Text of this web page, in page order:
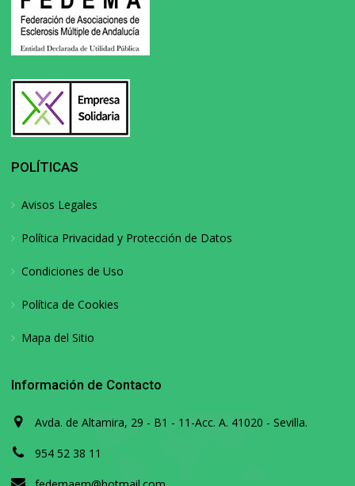
POLÍTICAS
Avisos Legales
Política Privacidad y Protección de Datos
Condiciones de Uso
Política de Cookies
Mapa del Sitio
Información de Contacto
Avda. de Altamira, 29 - B1 - 11-Acc. A. 41020 - Sevilla.
954 52 38 11